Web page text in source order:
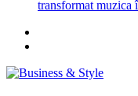
transformat muzica